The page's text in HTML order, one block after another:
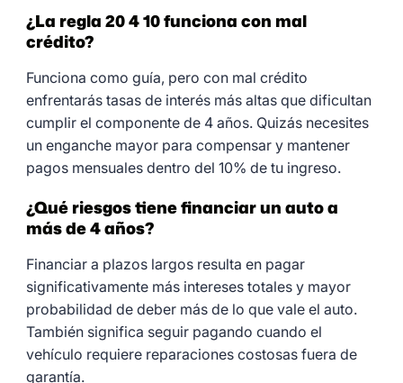
¿La regla 20 4 10 funciona con mal
crédito?
Funciona como guía, pero con mal crédito
enfrentarás tasas de interés más altas que dificultan
cumplir el componente de 4 años. Quizás necesites
un enganche mayor para compensar y mantener
pagos mensuales dentro del 10% de tu ingreso.
¿Qué riesgos tiene financiar un auto a
más de 4 años?
Financiar a plazos largos resulta en pagar
significativamente más intereses totales y mayor
probabilidad de deber más de lo que vale el auto.
También significa seguir pagando cuando el
vehículo requiere reparaciones costosas fuera de
garantía.